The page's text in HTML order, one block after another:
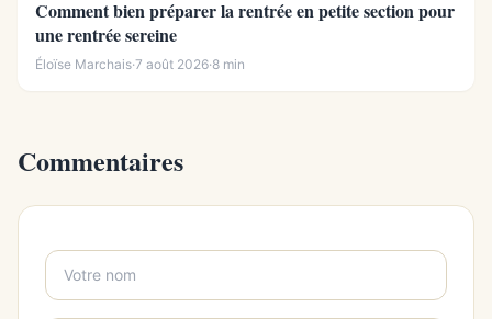
Comment bien préparer la rentrée en petite section pour
une rentrée sereine
Éloïse Marchais·7 août 2026·8 min
Commentaires